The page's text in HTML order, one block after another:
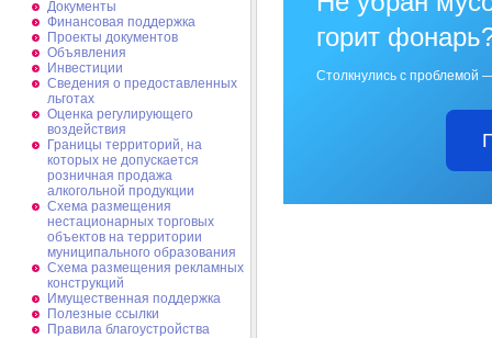
Документы
Финансовая поддержка
Проекты документов
Объявления
Инвестиции
Сведения о предоставленных
льготах
Оценка регулирующего
воздействия
Границы территорий, на
которых не допускается
розничная продажа
алкогольной продукции
Схема размещения
нестационарных торговых
объектов на территории
муниципального образования
Схема размещения рекламных
конструкций
Имущественная поддержка
Полезные ссылки
Правила благоустройства
горит
Столкнулись с проблемой